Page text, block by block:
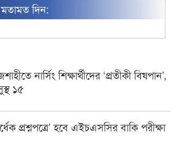
দিন:
নার্সিং শিক্ষার্থীদের ‘প্রতীকী বিষপান’,
১৫
প্রশ্নপত্রে’ হবে এইচএসসির বাকি পরীক্ষা